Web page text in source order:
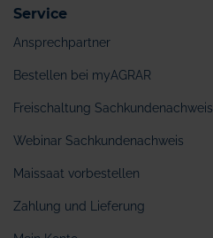
Service
Ansprechpartner
Bestellen bei myAGRAR
Freischaltung Sachkundenachweis
Webinar Sachkundenachweis
Maissaat vorbestellen
Zahlung und Lieferung